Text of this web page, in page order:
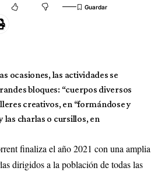
ocasiones, las actividades se
bloques: “cuerpos diversos
creativos, en “formándose y
las charlas o cursillos, en
finaliza el año 2021 con una amplia
dirigidos a la población de todas las